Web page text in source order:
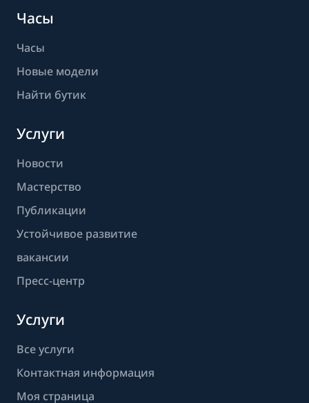
Часы
Часы
Новые модели
Найти бутик
Услуги
Новости
Мастерство
Публикации
Устойчивое развитие
вакансии
Пресс-центр
Услуги
Все услуги
Контактная информация
Моя страница